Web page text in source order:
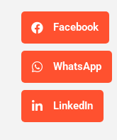
Facebook
WhatsApp
LinkedIn